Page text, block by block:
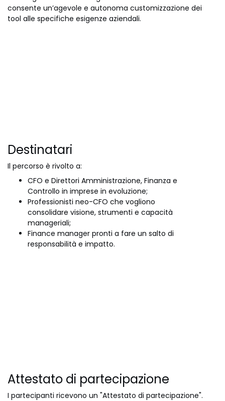
consente un’agevole e autonoma customizzazione dei
tool alle specifiche esigenze aziendali.
Destinatari
Il percorso è rivolto a:
CFO e Direttori Amministrazione, Finanza e
Controllo in imprese in evoluzione;
Professionisti neo-CFO che vogliono
consolidare visione, strumenti e capacità
manageriali;
Finance manager pronti a fare un salto di
responsabilità e impatto.
Attestato di partecipazione
I partecipanti ricevono un "Attestato di partecipazione".